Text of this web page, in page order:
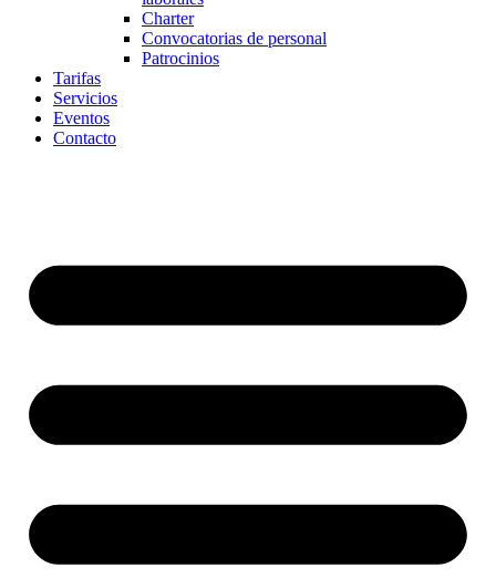
Charter
Convocatorias de personal
Patrocinios
Tarifas
Servicios
Eventos
Contacto